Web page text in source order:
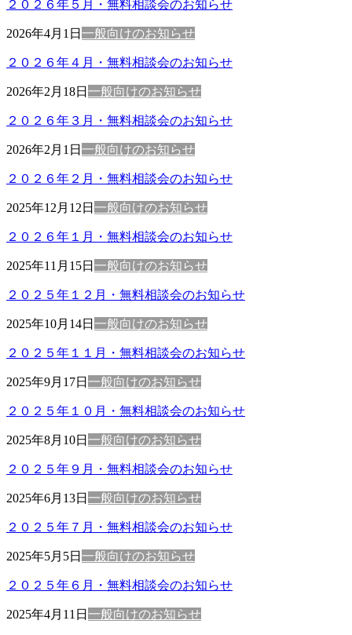
２０２６年５月・無料相談会のお知らせ
2026年4月1日 一般向けのお知らせ
２０２６年４月・無料相談会のお知らせ
2026年2月18日 一般向けのお知らせ
２０２６年３月・無料相談会のお知らせ
2026年2月1日 一般向けのお知らせ
２０２６年２月・無料相談会のお知らせ
2025年12月12日 一般向けのお知らせ
２０２６年１月・無料相談会のお知らせ
2025年11月15日 一般向けのお知らせ
２０２５年１２月・無料相談会のお知らせ
2025年10月14日 一般向けのお知らせ
２０２５年１１月・無料相談会のお知らせ
2025年9月17日 一般向けのお知らせ
２０２５年１０月・無料相談会のお知らせ
2025年8月10日 一般向けのお知らせ
２０２５年９月・無料相談会のお知らせ
2025年6月13日 一般向けのお知らせ
２０２５年７月・無料相談会のお知らせ
2025年5月5日 一般向けのお知らせ
２０２５年６月・無料相談会のお知らせ
2025年4月11日 一般向けのお知らせ